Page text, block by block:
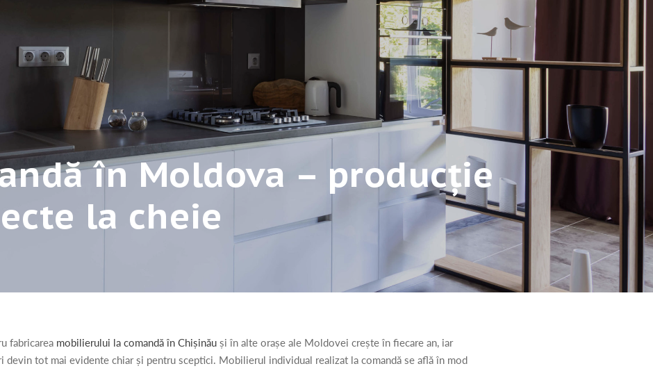
în Moldova – producție
la cheie
fabricarea mobilierului la comandă în Chișinău și în alte orașe ale Moldovei crește în fiecare an, iar
devin tot mai evidente chiar și pentru sceptici. Mobilierul individual realizat la comandă se află în mod